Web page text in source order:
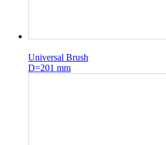
Universal Brush
D=201 mm